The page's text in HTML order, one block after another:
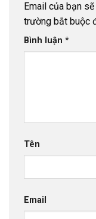
Email của bạn
trường bắt buộc
Bình luận *
Tên
Email